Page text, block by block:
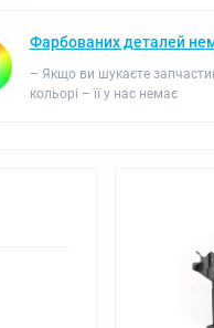
Фарбованих деталей
– Якщо ви шукаєте
кольорі – її у нас немає